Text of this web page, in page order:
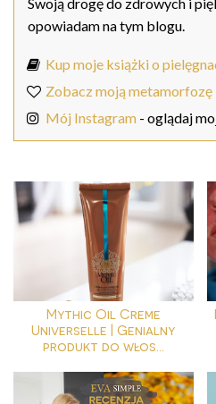
opowiadam na tym blogu.
Kup moje książki o
Zobacz moją metamorfozę
Mój Instagram - oglądaj
Mythic Oil Creme
Universelle | Genialny
produkt do włos...